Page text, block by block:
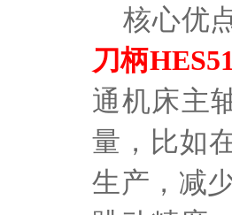
核心优
刀柄
通机床主
量，比如
生产，减